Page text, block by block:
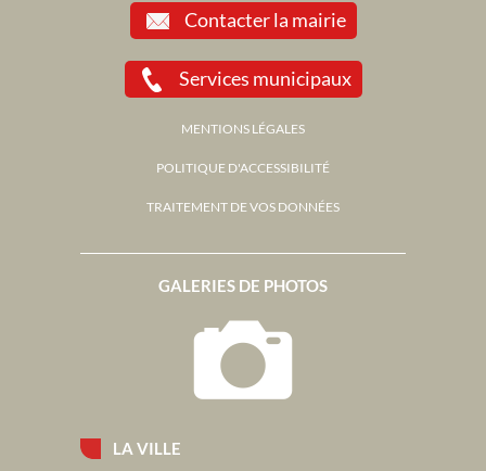
LA VILLE
GALERIES DE PHOTOS
Contacter la mairie
Services municipaux
MENTIONS LÉGALES
POLITIQUE D'ACCESSIBILITÉ
TRAITEMENT DE VOS DONNÉES